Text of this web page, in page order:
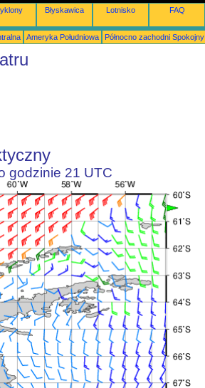
Błyskawica Lotnisko FAQ
Ameryka Południowa Północno zachodni Spokojny
godzinie 21 UTC